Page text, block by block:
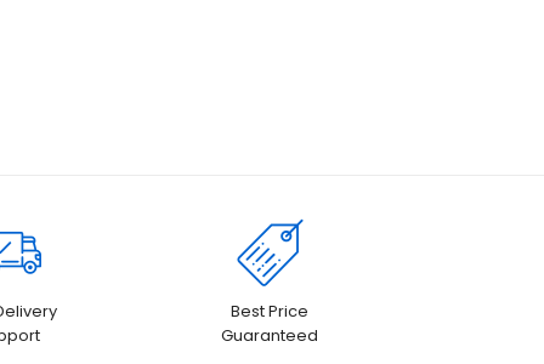
Best Price
Guaranteed